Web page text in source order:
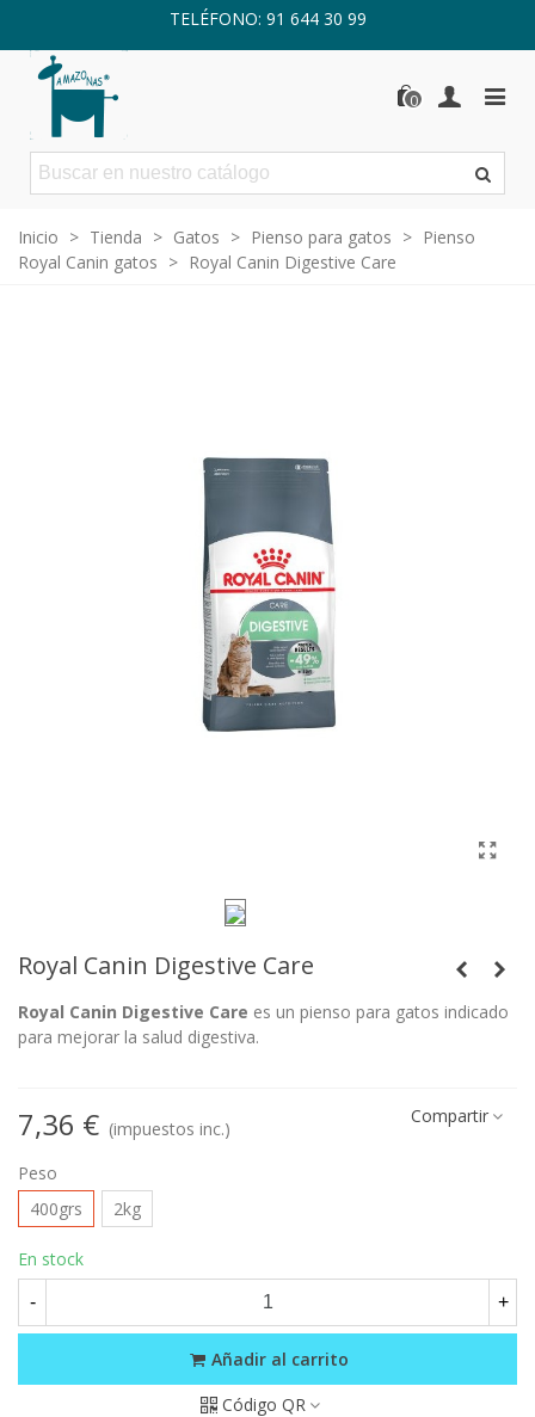
TELÉFONO: 91 644 30 99
0
Inicio > Tienda > Gatos > Pienso para gatos > Pienso
Royal Canin gatos > Royal Canin Digestive Care
Royal Canin Digestive Care
Royal Canin Digestive Care es un pienso para gatos indicado
para mejorar la salud digestiva.
7,36 € (impuestos inc.)
Compartir
Peso
400grs
2kg
En stock
- +
Añadir al carrito
Código QR